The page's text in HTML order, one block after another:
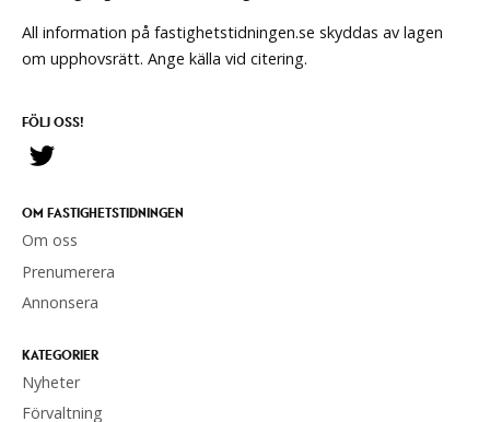
All information på fastighetstidningen.se skyddas av lagen
om upphovsrätt. Ange källa vid citering.
FÖLJ OSS!
OM FASTIGHETSTIDNINGEN
Om oss
Prenumerera
Annonsera
KATEGORIER
Nyheter
Förvaltning